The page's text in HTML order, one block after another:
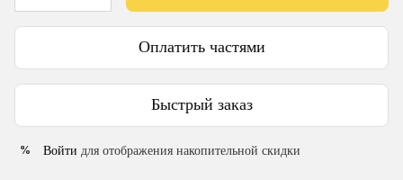
Оплатить частями
Быстрый заказ
% Войти для отображения накопительной скидки